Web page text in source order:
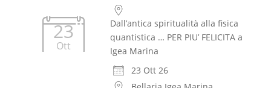
23
Ott
Dall’antica spiritualità alla fisica
quantistica … PER PIU’ FELICITA a
Igea Marina
23 Ott 26